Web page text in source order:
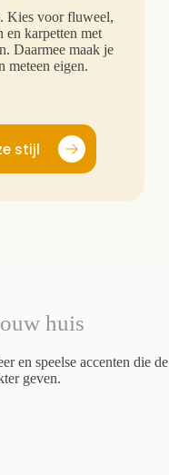
Kies voor fluweel,
en karpetten met
Daarmee maak je
meteen eigen.
stijl
huis
en speelse accenten die de
geven.